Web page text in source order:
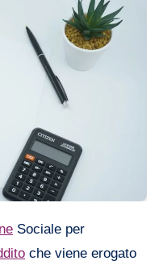
Sociale per
che viene erogato